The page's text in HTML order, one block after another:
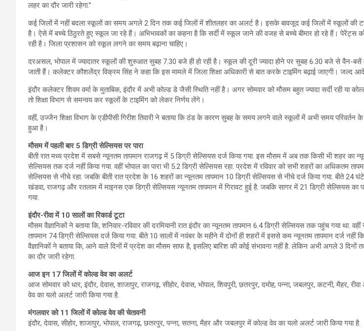
लहर का दौर जारी रहेगा.''
कई जिलों में नहीं बदला स्कूलों का समय अगले 2 दिन तक कई जिलों में शीतलहर का अलर्ट है। इसके बावजूद कई जिलों में स्कूलों की
है। ऐसे में बच्चे ठिठुरते हुए स्कूल जा रहे हैं। अभिभावकों का कहना है कि सर्दी में स्कूल जाने की वजह से बच्चे बीमार हो रहे हैं। पेरेंट्स को
रही है। जिला प्रशासन को स्कूल लगने का समय बढ़ाना चाहिए।
दरअसल, भोपाल में ज्यादातर स्कूलों की शुरुआत सुबह 7.30 बजे ही हो रही है। स्कूल की दूरी ज्यादा होने पर सुबह 6.30 बजे से वैन-बसें
जाती हैं। कलेक्टर कौशलेंद्र विक्रम सिंह ने कहा कि इस मामले में जिला शिक्षा अधिकारी से बात करके टाइमिंग बढ़ाई जाएगी। जल्द
इंदौर कलेक्टर शिवम वर्मा के मुताबिक, इंदौर में अभी कोल्ड डे जैसी स्थिति नहीं है। अगर सोमवार को मौसम बहुत ज्यादा सर्दी रही या
तो शिक्षा विभाग से समन्वय कर स्कूलों के टाइमिंग को लेकर निर्णय लेंगे।
वहीं, उज्जैन शिक्षा विभाग के एडीपीसी गिरीश तिवारी ने बताया कि ठंड के कारण सुबह के समय लगने वाले स्कूलों में अभी समय परिवर्तन के
हुआ है।
मौसम में पहली बार 5 डिग्री सेल्सियस पर पारा
बीती रात मध्य प्रदेश में सबसे न्यूनतम तापमान राजगढ़ में 5 डिग्री सेल्सियस दर्ज किया गया. इस मौसम में अब तक किसी भी शहर का
सेल्सियस तक दर्ज नहीं किया गया. वहीं भोपाल का पारा भी 5.2 डिग्री सेल्सियस रहा. प्रदेश में रविवार को सभी शहरों का अधिकतम
सेल्सियस से नीचे रहा. जबकि बीती रात प्रदेश के 16 शहरों का न्यूनतम तापमान 10 डिग्री सेल्सियस से नीचे दर्ज किया गया. बीते 24
खंडवा, राजगढ़ और रतलाम में माइनस एक डिग्री सेल्सियस न्यूनतम तापमान में गिरावट हुई है. जबकि सागर में 21 डिग्री सेल्सियस का
गया.
इंदौर-रीवा में 10 सालों का रिकार्ड टूटा
मौसम वैज्ञानिकों ने बताया कि, शनिवार-रविवार की दरमियानी रात इंदौर का न्यूनतम तापमान 6.4 डिग्री सेल्सियस तक पहुंच गया था. वहीं
तापमान 74 डिग्री सेल्सियस दर्ज किया गया. बीते 10 सालों में नवंबर के महीने में दोनों ही शहरों में इससे कम न्यूनतम तापमान दर्ज नहीं
वैज्ञानिकों ने बताया कि, आने वाले दिनों में प्रदेश का मौसम साफ है, इसलिए बारिश की कोई संभावना नहीं है. लेकिन अभी अगले 3
का दौर जारी रहेगा.
आज इन 17 जिलों में कोल्ड वेव का अलर्ट
आज सोमवार को धार, इंदौर, देवास, शाजापुर, राजगढ़, सीहोर, देवास, भोपाल, शिवपुरी, छतरपुर, दमोह, पन्ना, जबलपुर, कटनी, मैहर,
वेव का यलो अलर्ट जारी किया गया है.
मंगलवार को 11 जिलों में कोल्ड वेव की चेतावनी
इंदौर, देवास, सीहोर, शाजापुर, भोपाल, राजगढ़, छतरपुर, पन्ना, सतना, मैहर और जबलपुर में कोल्ड वेव का यलो अलर्ट जारी किया गया है.